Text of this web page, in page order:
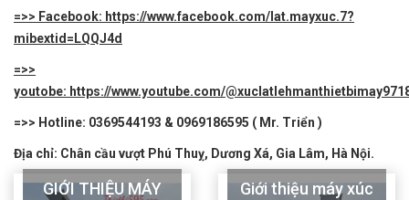
=>> Facebook: https://www.facebook.com/lat.mayxuc.7?
mibextid=LQQJ4d
=>>
youtobe: https://www.youtube.com/
=>> Hotline: 0369544193 & 0969186595 ( Mr. Triển )
Địa chỉ: Chân cầu vượt Phú Thuỵ, Dương Xá, Gia Lâm, Hà Nội.
GIỚI THIỆU MÁY
Giới thiệu máy xúc